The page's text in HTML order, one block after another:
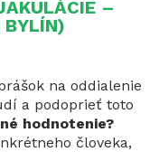
–
BYLÍN)
na oddialenie
a podoprieť toto
hodnotenie?
človeka,